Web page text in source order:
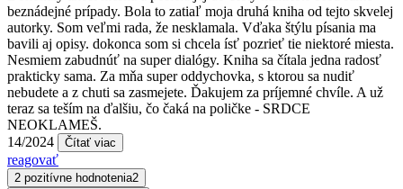
beznádejné prípady. Bola to zatiaľ moja druhá kniha od tejto skvelej
autorky. Som veľmi rada, že nesklamala. Vďaka štýlu písania ma
bavili aj opisy. dokonca som si chcela ísť pozrieť tie niektoré miesta.
Nesmiem zabudnúť na super dialógy. Kniha sa čítala jedna radosť
prakticky sama. Za mňa super oddychovka, s ktorou sa nudiť
nebudete a z chuti sa zasmejete. Ďakujem za príjemné chvíle. A už
teraz sa teším na ďalšiu, čo čaká na poličke - SRDCE
NEOKLAMEŠ.
14/2024
Čítať viac
reagovať
2 pozitívne hodnotenia2